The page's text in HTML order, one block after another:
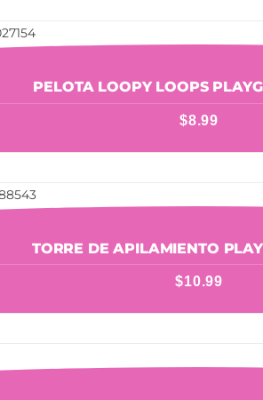
PELOTA LOOPY LOOPS
$8.99
TORRE DE APILAMIENTO
$10.99